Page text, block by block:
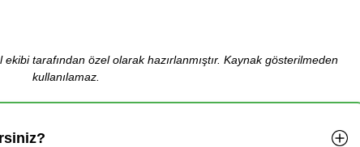
tarafından özel olarak hazırlanmıştır. Kaynak gösterilmeden
kullanılamaz.